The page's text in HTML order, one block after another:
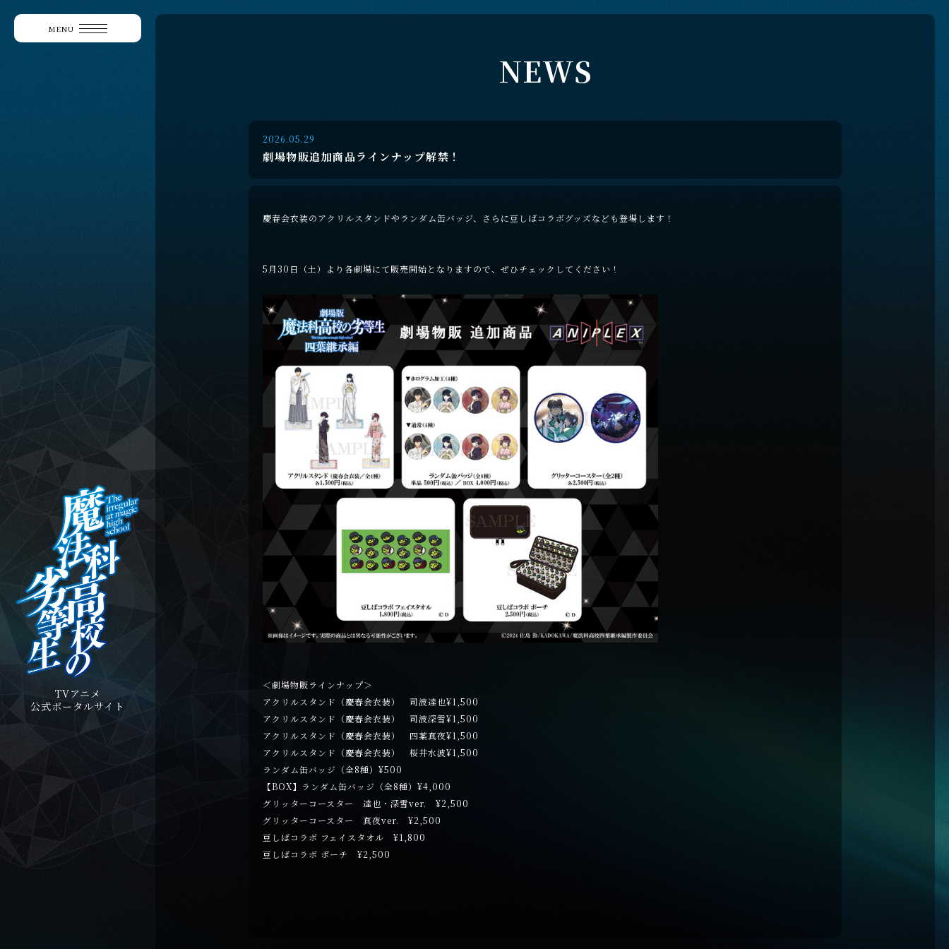
MENU
TVアニメ
公式ポータルサイト
NEWS
2026.05.29
劇場物販追加商品ラインナップ解禁！
慶春会衣装のアクリルスタンドやランダム缶バッジ、さらに豆しばコラボグッズなども登場します！
5月30日（土）より各劇場にて販売開始となりますので、ぜひチェックしてください！
＜劇場物販ラインナップ＞
アクリルスタンド（慶春会衣装） 司波達也¥1,500
アクリルスタンド（慶春会衣装） 司波深雪¥1,500
アクリルスタンド（慶春会衣装） 四葉真夜¥1,500
アクリルスタンド（慶春会衣装） 桜井水波¥1,500
ランダム缶バッジ（全8種）¥500
【BOX】ランダム缶バッジ（全8種）¥4,000
グリッターコースター 達也・深雪ver. ¥2,500
グリッターコースター 真夜ver. ¥2,500
豆しばコラボ フェイスタオル ¥1,800
豆しばコラボ ポーチ ¥2,500